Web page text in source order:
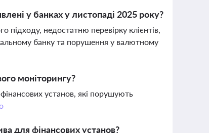
у банках у листопаді 2025 року?
недостатню перевірку клієнтів,
банку та порушення у валютному
моніторингу?
установ, які порушують
для фінансових установ?